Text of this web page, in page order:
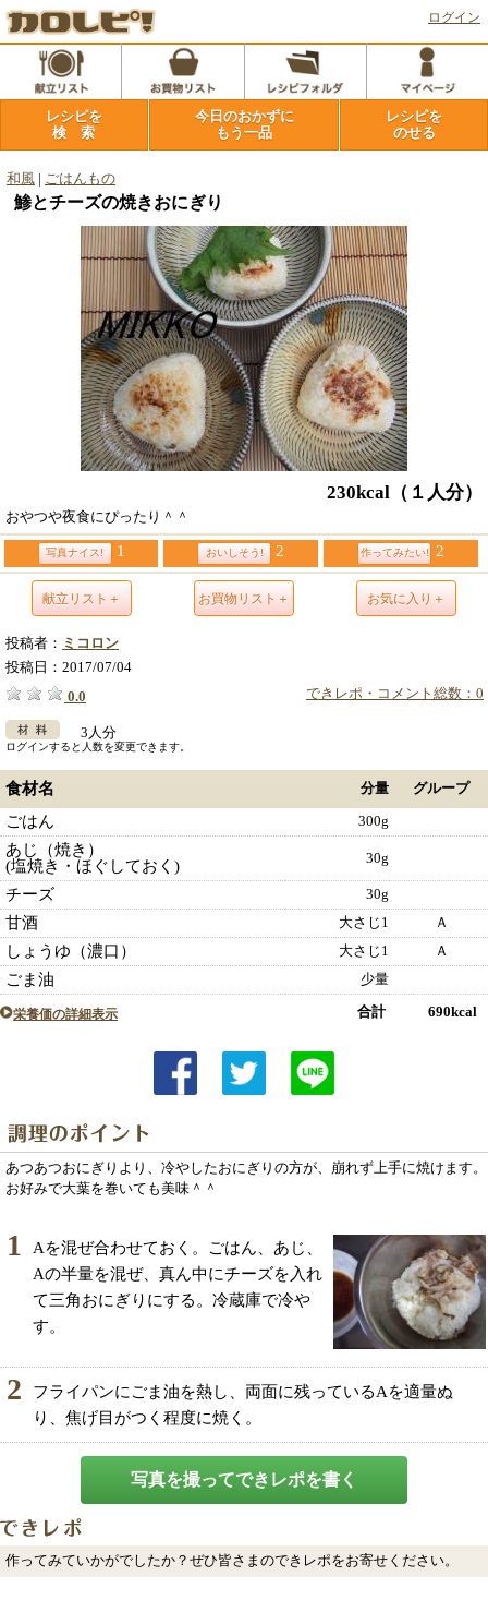
ログイン
レシピを
検 索
今日のおかずに
もう一品
レシピを
のせる
和風 ごはんもの
鯵とチーズの焼きおにぎり
230kcal （１人分）
おやつや夜食にぴったり＾＾
写真ナイス! 1 おいしそう! 2 作ってみたい! 2
献立リスト＋ お買物リスト＋ お気に入り＋
投稿者： ミコロン
投稿日： 2017/07/04
できレポ・コメント総数：0
0.0
3人分
ログインすると人数を変更できます。
食材名 分量 グループ
ごはん 300g
あじ（焼き）
(塩焼き・ほぐしておく)
30g
チーズ 30g
甘酒 大さじ1 Ａ
しょうゆ（濃口） 大さじ1 Ａ
ごま油 少量
栄養価の詳細表示 合計 690kcal
あつあつおにぎりより、冷やしたおにぎりの方が、崩れず上手に焼けます。
お好みで大葉を巻いても美味＾＾
1
Aを混ぜ合わせておく。ごはん、あじ、
Aの半量を混ぜ、真ん中にチーズを入れ
て三角おにぎりにする。冷蔵庫で冷や
す。
2
フライパンにごま油を熱し、両面に残っているAを適量ぬ
り、焦げ目がつく程度に焼く。
写真を撮ってできレポを書く
作ってみていかがでしたか？ぜひ皆さまのできレポをお寄せください。